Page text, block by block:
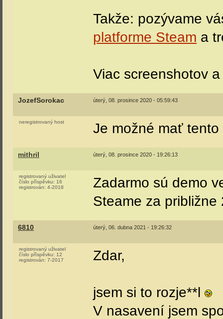
Takže: pozývame
platforme Steam a
Viac screenshotov
JozefSorokac úterý, 08. prosince 2020 - 05:59:43
neregistrovaný host Je možné mať
mithril úterý, 08. prosince 2020 - 19:26:13
registrovaný uživatel
číslo příspěvku: 16
registrován: 4-2018
Zadarmo sú demo
Steame za približne
6810 úterý, 06. dubna 2021 - 19:26:32
registrovaný uživatel
číslo příspěvku: 12
registrován: 7-2017 Zdar,
jsem si to rozje**l
V nasavení jsem